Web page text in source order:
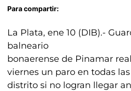
Para compartir:
La Plata, ene 10 (DIB).-
balneario
bonaerense de Pinamar
viernes un paro en todas
distrito si no logran llegar